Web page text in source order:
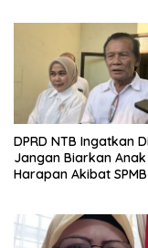
DPRD NTB Ingatkan
Jangan Biarkan Anak
Harapan Akibat SPMB